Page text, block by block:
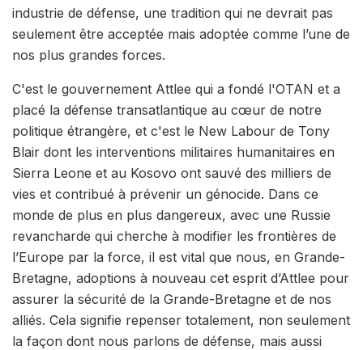
industrie de défense, une tradition qui ne devrait pas
seulement être acceptée mais adoptée comme l’une de
nos plus grandes forces.
C'est le gouvernement Attlee qui a fondé l'OTAN et a
placé la défense transatlantique au cœur de notre
politique étrangère, et c'est le New Labour de Tony
Blair dont les interventions militaires humanitaires en
Sierra Leone et au Kosovo ont sauvé des milliers de
vies et contribué à prévenir un génocide. Dans ce
monde de plus en plus dangereux, avec une Russie
revancharde qui cherche à modifier les frontières de
l’Europe par la force, il est vital que nous, en Grande-
Bretagne, adoptions à nouveau cet esprit d’Attlee pour
assurer la sécurité de la Grande-Bretagne et de nos
alliés. Cela signifie repenser totalement, non seulement
la façon dont nous parlons de défense, mais aussi